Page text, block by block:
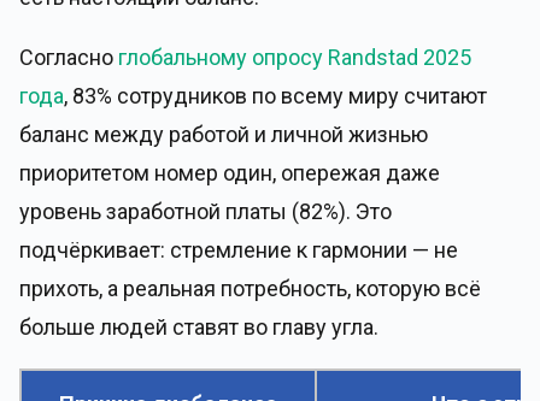
Согласно глобальному опросу Randstad 2025
года, 83% сотрудников по всему миру считают
баланс между работой и личной жизнью
приоритетом номер один, опережая даже
уровень заработной платы (82%). Это
подчёркивает: стремление к гармонии — не
прихоть, а реальная потребность, которую всё
больше людей ставят во главу угла.